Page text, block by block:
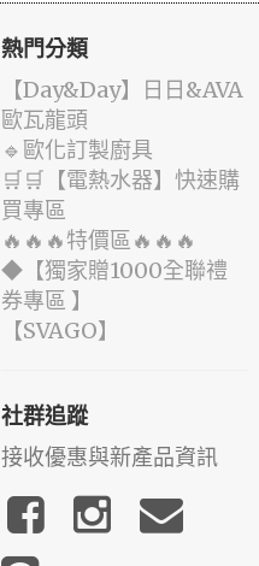
熱門分類
️【Day&Day】️日日&AVA
歐瓦龍頭
🔹歐化訂製廚具
🛒🛒【電熱水器】快速購
買專區
🔥🔥🔥特價區🔥🔥🔥
◆【獨家贈1000全聯禮
券專區 】
️【SVAGO】️
社群追蹤
接收優惠與新產品資訊